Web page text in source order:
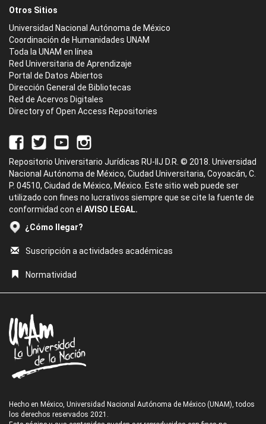
Otros Sitios
Universidad Nacional Autónoma de México
Coordinación de Humanidades UNAM
Toda la UNAM en línea
Red Universitaria de Aprendizaje
Portal de Datos Abiertos
Dirección General de Bibliotecas
Red de Acervos Digitales
Directory of Open Access Repositories
Repositorio Universitario Jurídicas RU-IIJ D.R. © 2018. Universidad
Nacional Autónoma de México, Ciudad Universitaria, Coyoacán, C.
P. 04510, Ciudad de México, México. Este sitio web puede ser
utilizado con fines no lucrativos siempre que se cite la fuente de
conformidad con el AVISO LEGAL.
¿Cómo llegar?
Suscripción a actividades académicas
Normatividad
Hecho en México, Universidad Nacional Autónoma de México (UNAM), todos
los derechos reservados 2021.